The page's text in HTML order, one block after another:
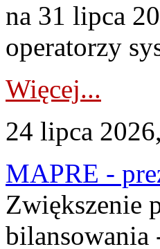
na 31 lipca
operatorzy
Więcej...
24 lipca
MAPRE -
Zwiększenie
bilansowania